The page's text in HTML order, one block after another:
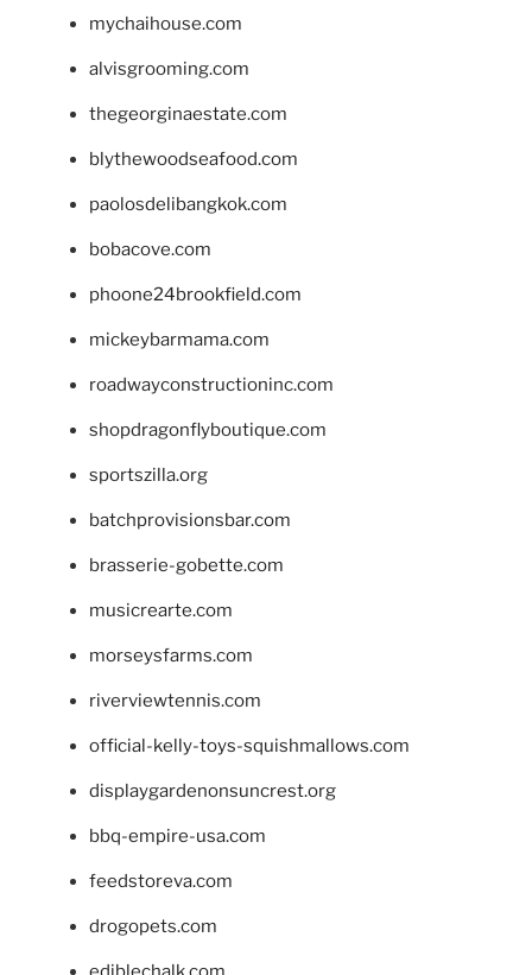
mychaihouse.com
alvisgrooming.com
thegeorginaestate.com
blythewoodseafood.com
paolosdelibangkok.com
bobacove.com
phoone24brookfield.com
mickeybarmama.com
roadwayconstructioninc.com
shopdragonflyboutique.com
sportszilla.org
batchprovisionsbar.com
brasserie-gobette.com
musicrearte.com
morseysfarms.com
riverviewtennis.com
official-kelly-toys-squishmallows.com
displaygardenonsuncrest.org
bbq-empire-usa.com
feedstoreva.com
drogopets.com